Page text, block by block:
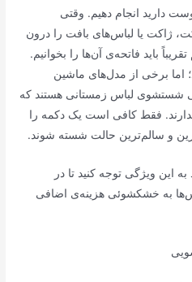
دارید انجام دهیم. وقتی
ژاکت یا لباس‌های بافت را درون
باید فاتحه‌ی آن‌ها را بخوانیم.
برخی از مدل‌های ماشین
شستشوی لباس زمستانی هستند که
فقط کافی است یک دکمه را
و سالم‌ترین حالت شسته شوند.
این ویژگی توجه کنید تا در
به خشکشوئی هزینه‌ی اضافی